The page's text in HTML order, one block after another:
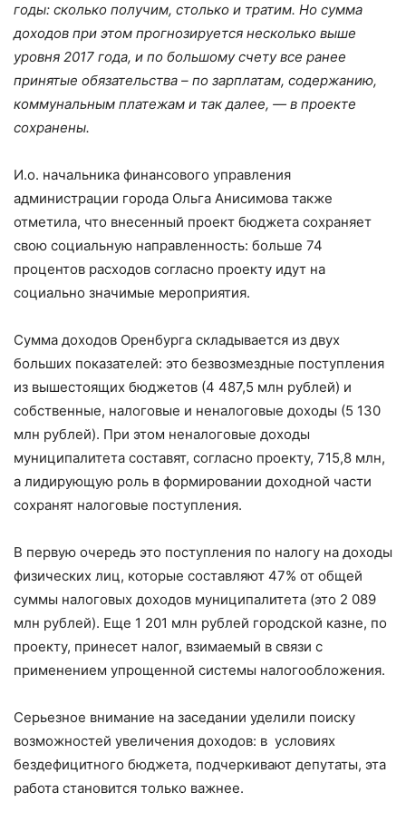
годы: сколько получим, столько и тратим. Но сумма
доходов при этом прогнозируется несколько выше
уровня 2017 года, и по большому счету все ранее
принятые обязательства – по зарплатам, содержанию,
коммунальным платежам и так далее, — в проекте
сохранены.
И.о. начальника финансового управления
администрации города Ольга Анисимова также
отметила, что внесенный проект бюджета сохраняет
свою социальную направленность: больше 74
процентов расходов согласно проекту идут на
социально значимые мероприятия.
Сумма доходов Оренбурга складывается из двух
больших показателей: это безвозмездные поступления
из вышестоящих бюджетов (4 487,5 млн рублей) и
собственные, налоговые и неналоговые доходы (5 130
млн рублей). При этом неналоговые доходы
муниципалитета составят, согласно проекту, 715,8 млн,
а лидирующую роль в формировании доходной части
сохранят налоговые поступления.
В первую очередь это поступления по налогу на доходы
физических лиц, которые составляют 47% от общей
суммы налоговых доходов муниципалитета (это 2 089
млн рублей). Еще 1 201 млн рублей городской казне, по
проекту, принесет налог, взимаемый в связи с
применением упрощенной системы налогообложения.
Серьезное внимание на заседании уделили поиску
возможностей увеличения доходов: в условиях
бездефицитного бюджета, подчеркивают депутаты, эта
работа становится только важнее.